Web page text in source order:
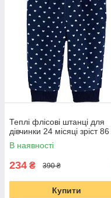
Теплі флісові штанці для
дівчинки 24 місяці зріст
В наявності
234 ₴ 390 ₴
Купити